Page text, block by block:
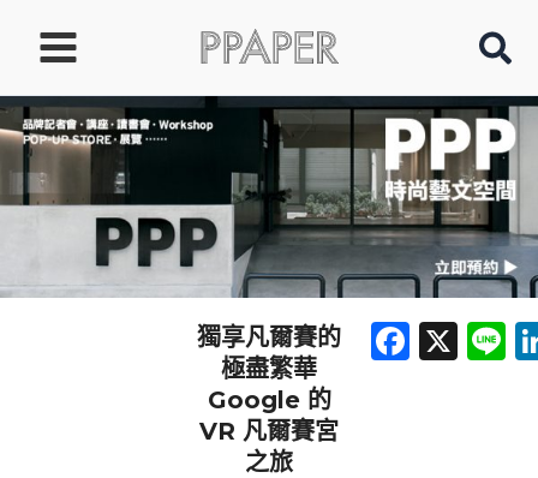
要
內
獨享凡爾賽的
極盡繁華
Google 的
VR 凡爾賽宮
之旅
X